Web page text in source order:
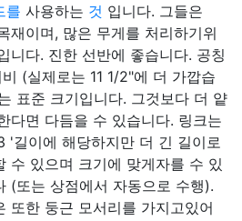
를 사용하는 것 입니다. 그들은
재이며, 많은 무게를 처리하기위
니다. 진한 선반에 좋습니다. 공칭
(실제로는 11 1/2"에 더 가깝습
표준 크기입니다. 그것보다 더 얕
다면 다듬을 수 있습니다. 링크는
'길이에 해당하지만 더 긴 길이로
수 있으며 크기에 맞게자를 수 있
(또는 상점에서 자동으로 수행).
또한 둥근 모서리를 가지고있어